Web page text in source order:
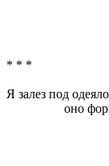
* * *
Я залез под
оно форму
Угадают
что